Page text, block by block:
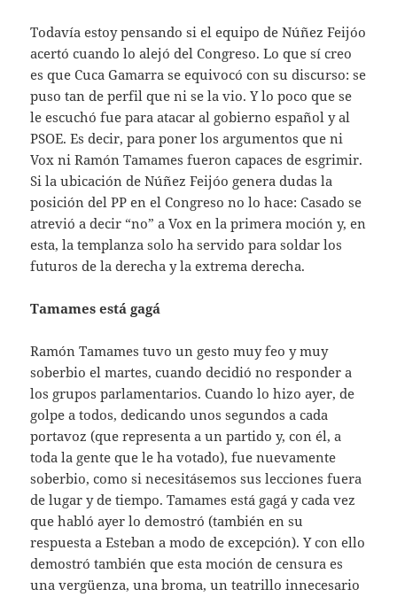
Todavía estoy pensando si el equipo de Núñez Feijóo
acertó cuando lo alejó del Congreso. Lo que sí creo
es que Cuca Gamarra se equivocó con su discurso: se
puso tan de perfil que ni se la vio. Y lo poco que se
le escuchó fue para atacar al gobierno español y al
PSOE. Es decir, para poner los argumentos que ni
Vox ni Ramón Tamames fueron capaces de esgrimir.
Si la ubicación de Núñez Feijóo genera dudas la
posición del PP en el Congreso no lo hace: Casado se
atrevió a decir “no” a Vox en la primera moción y, en
esta, la templanza solo ha servido para soldar los
futuros de la derecha y la extrema derecha.
Tamames está gagá
Ramón Tamames tuvo un gesto muy feo y muy
soberbio el martes, cuando decidió no responder a
los grupos parlamentarios. Cuando lo hizo ayer, de
golpe a todos, dedicando unos segundos a cada
portavoz (que representa a un partido y, con él, a
toda la gente que le ha votado), fue nuevamente
soberbio, como si necesitásemos sus lecciones fuera
de lugar y de tiempo. Tamames está gagá y cada vez
que habló ayer lo demostró (también en su
respuesta a Esteban a modo de excepción). Y con ello
demostró también que esta moción de censura es
una vergüenza, una broma, un teatrillo innecesario